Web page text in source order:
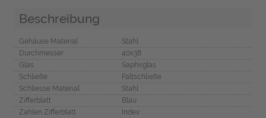
Beschreibung
Gehäuse Material
Stahl
Durchmesser
40x38
Glas
Saphirglas
Schließe
Faltschließe
Schliesse Material
Stahl
Zifferblatt
Blau
Zahlen Zifferblatt
Index